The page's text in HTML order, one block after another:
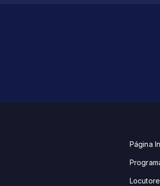
Página